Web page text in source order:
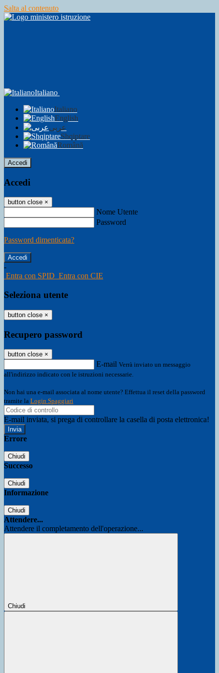
Salta al contenuto
Italiano
Italiano
English
عربى
Shqiptare
Română
Accedi
Accedi
button close ×
Nome Utente
Password
Password dimenticata?
-
Entra con SPID Entra con CIE
Seleziona utente
button close ×
Recupero password
button close ×
E-mail Verrà inviato un messaggio
all'indirizzo indicato con le istruzioni necessarie.
Non hai una e-mail associata al nome utente? Effettua il reset della password
tramite la Login Spaggiari
E-mail inviata, si prega di controllare la casella di posta elettronica!
Errore
Chiudi
Successo
Chiudi
Informazione
Chiudi
Attendere...
Attendere il completamento dell'operazione...
Chiudi